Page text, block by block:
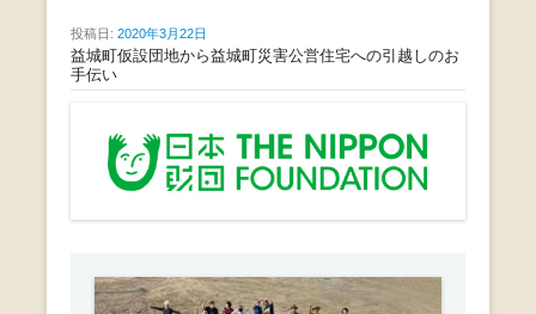
ィア
投稿日: 2020年3月22日
益城町仮設団地から益城町災害公営住宅への引越しのお
手伝い